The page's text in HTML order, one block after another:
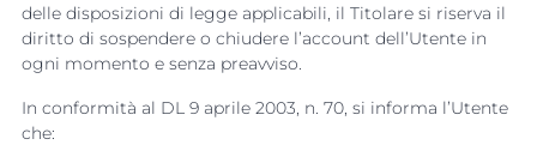
delle disposizioni di legge applicabili, il Titolare si riserva il
diritto di sospendere o chiudere l’account dell’Utente in
ogni momento e senza preavviso.
In conformità al DL 9 aprile 2003, n. 70, si informa l’Utente
che: